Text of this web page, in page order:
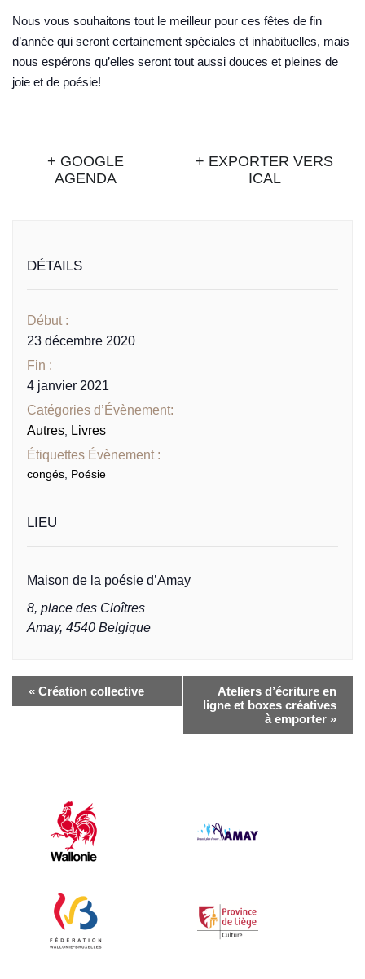
Nous vous souhaitons tout le meilleur pour ces fêtes de fin
d’année qui seront certainement spéciales et inhabituelles, mais
nous espérons qu’elles seront tout aussi douces et pleines de
joie et de poésie!
+ GOOGLE
AGENDA
+ EXPORTER VERS
ICAL
DÉTAILS
Début :
23 décembre 2020
Fin :
4 janvier 2021
Catégories d’Évènement:
Autres,
Livres
Étiquettes Évènement :
congés, Poésie
LIEU
Maison de la poésie d’Amay
8, place des Cloîtres
Amay, 4540 Belgique
« Création collective
Ateliers d’écriture en
ligne et boxes créatives
à emporter »